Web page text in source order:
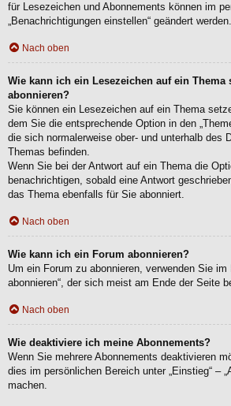
für Lesezeichen und Abonnements können im
„Benachrichtigungen einstellen“ geändert werden.
Nach oben
Wie kann ich ein Lesezeichen auf ein Thema
abonnieren?
Sie können ein Lesezeichen auf ein Thema
dem Sie die entsprechende Option in den
die sich normalerweise ober- und unterhalb des
Themas befinden.
Wenn Sie bei der Antwort auf ein Thema die
benachrichtigen, sobald eine Antwort
das Thema ebenfalls für Sie abonniert.
Nach oben
Wie kann ich ein Forum abonnieren?
Um ein Forum zu abonnieren, verwenden Sie im
abonnieren“, der sich meist am Ende der Seite
Nach oben
Wie deaktiviere ich meine Abonnements?
Wenn Sie mehrere Abonnements deaktivieren
dies im persönlichen Bereich unter „Einstieg“ –
machen.